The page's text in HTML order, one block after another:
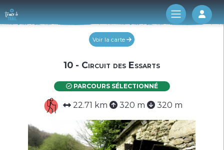
Log
Voir la carte
10 - Circuit des Essarts
PARCOURS SÉLECTIONNÉ
22.71 km 320 m 320 m